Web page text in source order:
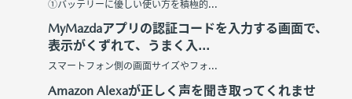
①バッテリーに優しい使い方を積極的...
MyMazdaアプリの認証コードを入力する画面で、
表示がくずれて、うまく入...
スマートフォン側の画面サイズやフォ...
Amazon Alexaが正しく声を聞き取ってくれませ